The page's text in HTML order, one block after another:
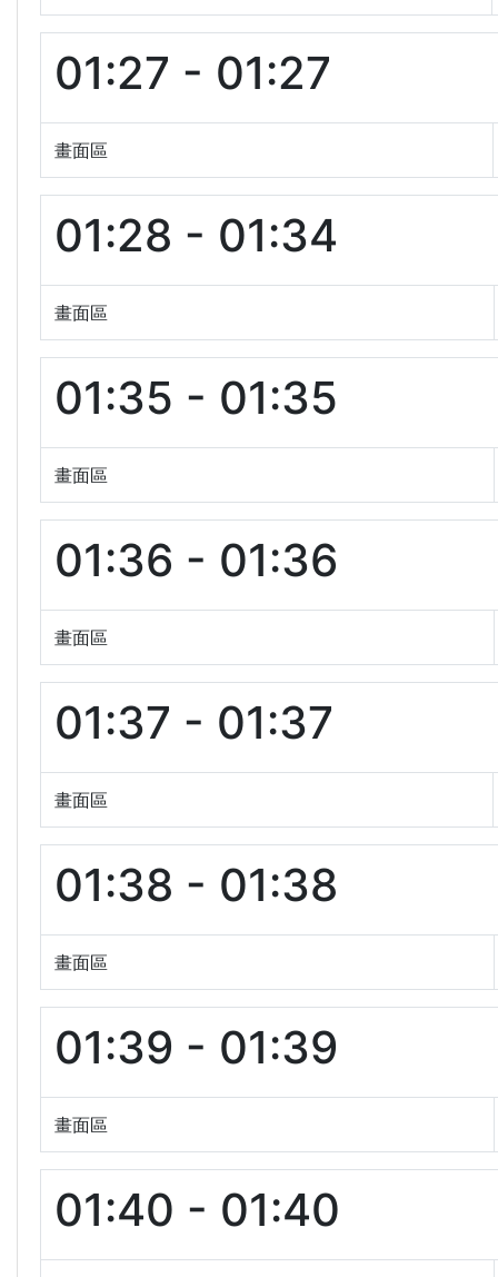
01:27 - 01:27
畫面區
01:28 - 01:34
畫面區
01:35 - 01:35
畫面區
01:36 - 01:36
畫面區
01:37 - 01:37
畫面區
01:38 - 01:38
畫面區
01:39 - 01:39
畫面區
01:40 - 01:40